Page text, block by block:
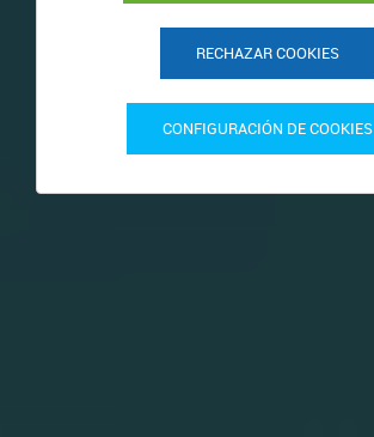
RECHAZAR COOKIES
CONFIGURACIÓN DE COOKIES